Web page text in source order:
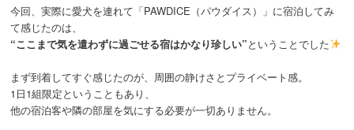
今回、実際に愛犬を連れて「PAWDICE（パウダイス）」に宿泊してみ
て感じたのは、
“ここまで気を遣わずに過ごせる宿はかなり珍しい”ということでした
まず到着してすぐ感じたのが、周囲の静けさとプライベート感。
1日1組限定ということもあり、
他の宿泊客や隣の部屋を気にする必要が一切ありません。